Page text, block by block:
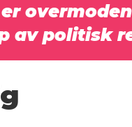
av politisk